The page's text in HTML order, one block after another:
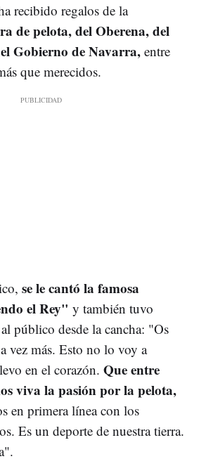
recibido regalos de la
de pelota, del Oberena, del
Gobierno de Navarra,entre
que merecidos.
se le cantó la famosa
el Rey" y también tuvo
público desde la cancha: "Os
vez más. Esto no lo voy a
en el corazón. Que entre
viva la pasión por la pelota,
en primera línea con los
Es un deporte de nuestra tierra.